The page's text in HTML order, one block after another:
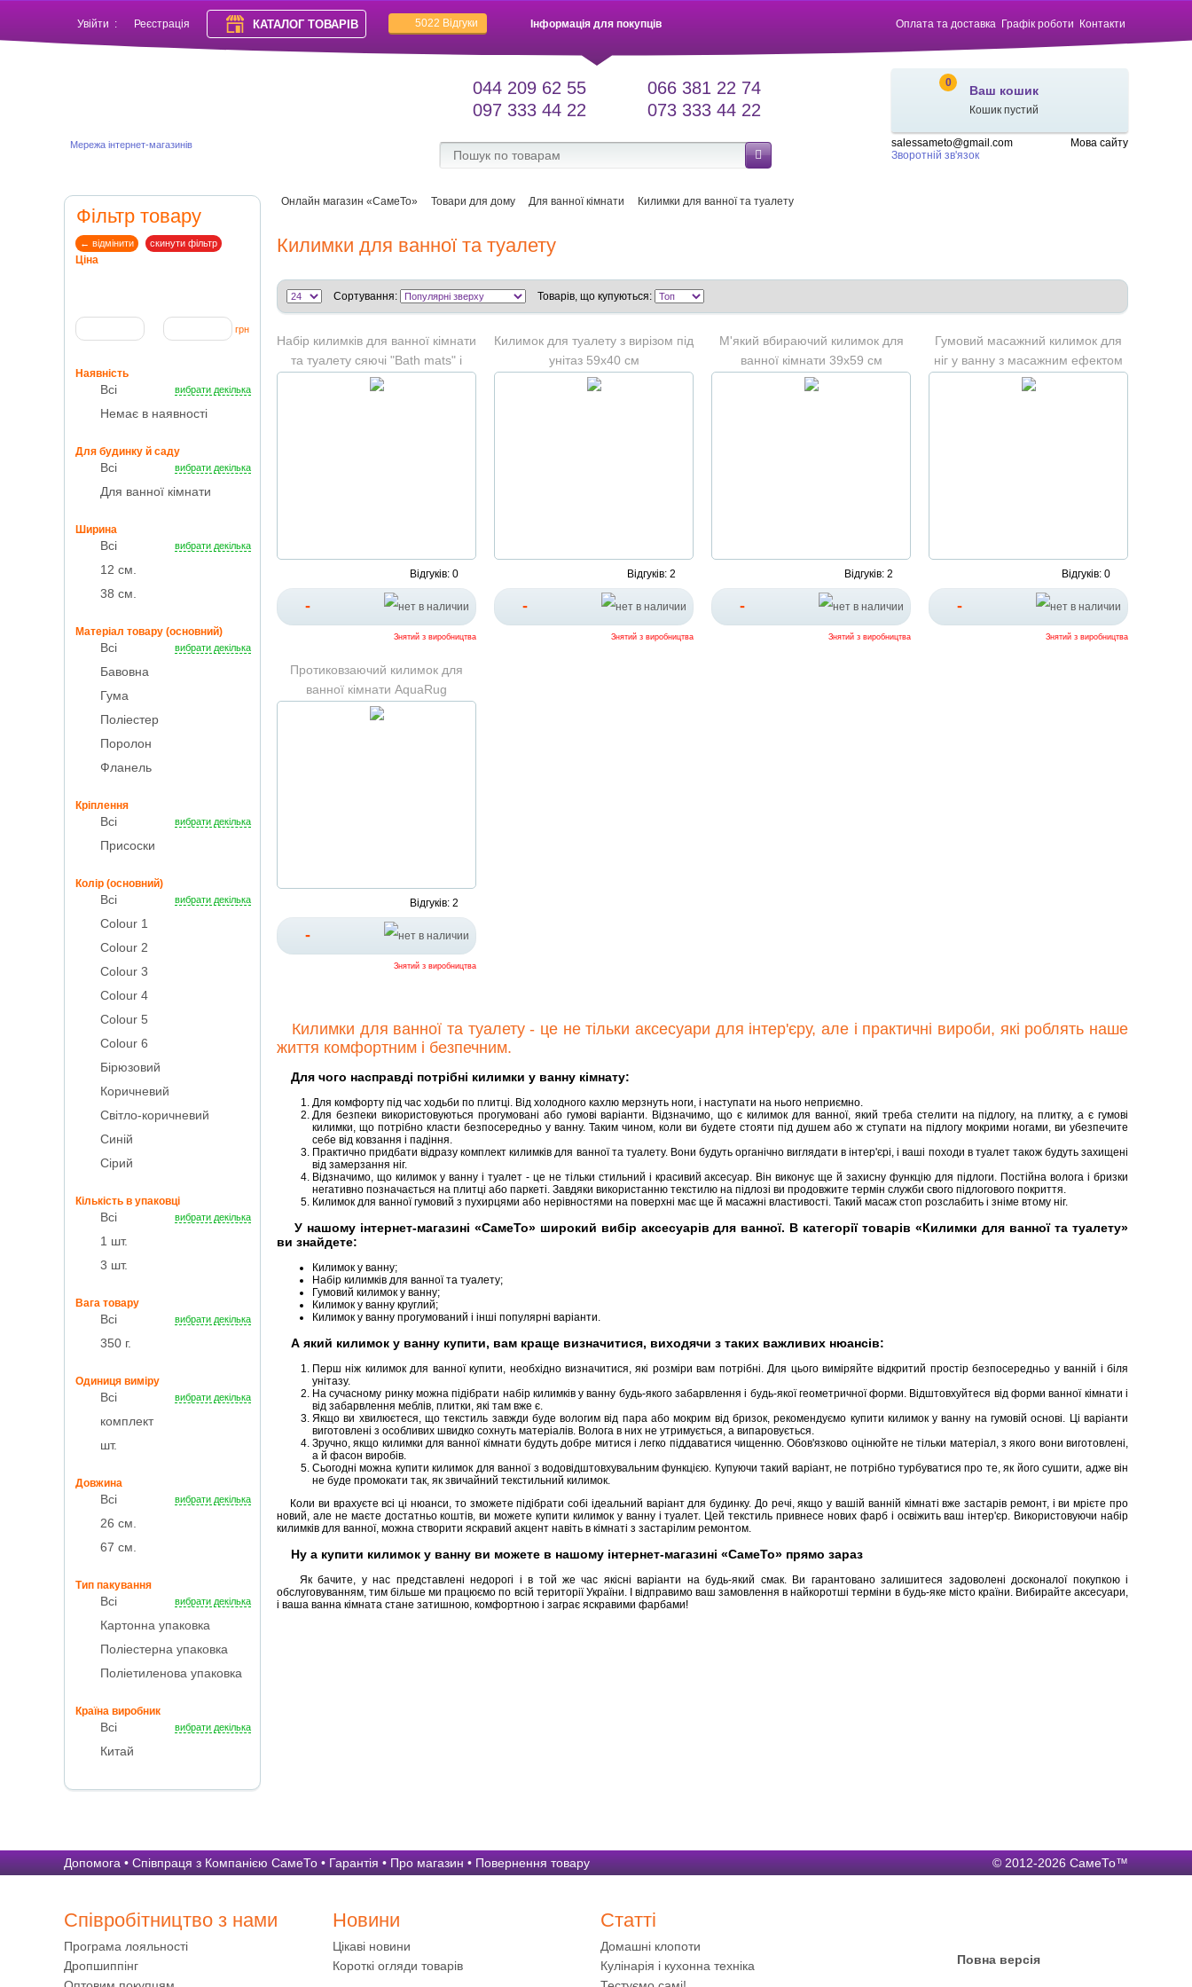
Увійти : Реєстрація КАТАЛОГ ТОВАРІВ 5022 Відгуки Оплата та доставка Графік роботи Контакти
Інформація для покупців
Мережа інтернет-магазинів
0
Ваш кошик
Кошик пустий
salessameto@gmail.com
Зворотній зв'язок
Мова сайту
044 209 62 55
097 333 44 22
066 381 22 74
073 333 44 22
Фільтр товару
← відмінити скинути фільтр
Ціна
грн
Наявність
Всі вибрати декілька
Немає в наявності
Для будинку й саду
Всі вибрати декілька
Для ванної кімнати
Ширина
Всі вибрати декілька
12 см.
38 см.
Матеріал товару (основний)
Всі вибрати декілька
Бавовна
Гума
Поліестер
Поролон
Фланель
Кріплення
Всі вибрати декілька
Присоски
Колір (основний)
Всі вибрати декілька
Colour 1
Colour 2
Colour 3
Colour 4
Colour 5
Colour 6
Бірюзовий
Коричневий
Світло-коричневий
Синій
Сірий
Кількість в упаковці
Всі вибрати декілька
1 шт.
3 шт.
Вага товару
Всі вибрати декілька
350 г.
Одиниця виміру
Всі вибрати декілька
комплект
шт.
Довжина
Всі вибрати декілька
26 см.
67 см.
Тип пакування
Всі вибрати декілька
Картонна упаковка
Поліестерна упаковка
Поліетиленова упаковка
Країна виробник
Всі вибрати декілька
Китай
Онлайн магазин «СамеТо» Товари для дому Для ванної кімнати Килимки для ванної та туалету
Килимки для ванної та туалету
Сортування: Товарів, що купуються:
Набір килимків для ванної кімнати
та туалету сяючі "Bath mats" і
чохол на кришку унітазу
Відгуків: 0
-
Знятий з виробництва
Килимок для туалету з вирізом під
унітаз 59х40 см
Відгуків: 2
-
Знятий з виробництва
М'який вбираючий килимок для
ванної кімнати 39х59 см
Відгуків: 2
-
Знятий з виробництва
Гумовий масажний килимок для
ніг у ванну з масажним ефектом
Відгуків: 0
-
Знятий з виробництва
Протиковзаючий килимок для
ванної кімнати AquaRug
Відгуків: 2
-
Знятий з виробництва
Килимки для ванної та туалету - це не тільки аксесуари для інтер'єру, але і практичні вироби, які роблять наше
життя комфортним і безпечним.
Для чого насправді потрібні килимки у ванну кімнату:
Для комфорту під час ходьби по плитці. Від холодного кахлю мерзнуть ноги, і наступати на нього неприємно.
Для безпеки використовуються прогумовані або гумові варіанти. Відзначимо, що є килимок для ванної, який треба стелити на підлогу, на плитку, а є гумові
килимки, що потрібно класти безпосередньо у ванну. Таким чином, коли ви будете стояти під душем або ж ступати на підлогу мокрими ногами, ви убезпечите
себе від ковзання і падіння.
Практично придбати відразу комплект килимків для ванної та туалету. Вони будуть органічно виглядати в інтер'єрі, і ваші походи в туалет також будуть захищені
від замерзання ніг.
Відзначимо, що килимок у ванну і туалет - це не тільки стильний і красивий аксесуар. Він виконує ще й захисну функцію для підлоги. Постійна волога і бризки
негативно позначається на плитці або паркеті. Завдяки використанню текстилю на підлозі ви продовжите термін служби свого підлогового покриття.
Килимок для ванної гумовий з пухирцями або нерівностями на поверхні має ще й масажні властивості. Такий масаж стоп розслабить і зніме втому ніг.
У нашому інтернет-магазині «СамеТо» широкий вибір аксесуарів для ванної. В категорії товарів «Килимки для ванної та туалету»
ви знайдете:
Килимок у ванну;
Набір килимків для ванної та туалету;
Гумовий килимок у ванну;
Килимок у ванну круглий;
Килимок у ванну прогумований і інші популярні варіанти.
А який килимок у ванну купити, вам краще визначитися, виходячи з таких важливих нюансів:
Перш ніж килимок для ванної купити, необхідно визначитися, які розміри вам потрібні. Для цього виміряйте відкритий простір безпосередньо у ванній і біля
унітазу.
На сучасному ринку можна підібрати набір килимків у ванну будь-якого забарвлення і будь-якої геометричної форми. Відштовхуйтеся від форми ванної кімнати і
від забарвлення меблів, плитки, які там вже є.
Якщо ви хвилюєтеся, що текстиль завжди буде вологим від пара або мокрим від бризок, рекомендуємо купити килимок у ванну на гумовій основі. Ці варіанти
виготовлені з особливих швидко сохнуть матеріалів. Волога в них не утримується, а випаровується.
Зручно, якщо килимки для ванної кімнати будуть добре митися і легко піддаватися чищенню. Обов'язково оцінюйте не тільки матеріал, з якого вони виготовлені,
а й фасон виробів.
Сьогодні можна купити килимок для ванної з водовідштовхувальним функцією. Купуючи такий варіант, не потрібно турбуватися про те, як його сушити, адже він
не буде промокати так, як звичайний текстильний килимок.
Коли ви врахуєте всі ці нюанси, то зможете підібрати собі ідеальний варіант для будинку. До речі, якщо у вашій ванній кімнаті вже застарів ремонт, і ви мрієте про
новий, але не маєте достатньо коштів, ви можете купити килимок у ванну і туалет. Цей текстиль привнесе нових фарб і освіжить ваш інтер'єр. Використовуючи набір
килимків для ванної, можна створити яскравий акцент навіть в кімнаті з застарілим ремонтом.
Ну а купити килимок у ванну ви можете в нашому інтернет-магазині «СамеТо» прямо зараз
Як бачите, у нас представлені недорогі і в той же час якісні варіанти на будь-який смак. Ви гарантовано залишитеся задоволені досконалої покупкою і
обслуговуванням, тим більше ми працюємо по всій території України. І відправимо ваш замовлення в найкоротші терміни в будь-яке місто країни. Вибирайте аксесуари,
і ваша ванна кімната стане затишною, комфортною і заграє яскравими фарбами!
© 2012-2026 СамеТо™
Допомога • Співпраця з Компанією СамеТо • Гарантія • Про магазин • Повернення товару
Співробітництво з нами
Програма лояльності
Дропшиппінг
Новини
Цікаві новини
Короткі огляди товарів
Статті
Домашні клопоти
Кулінарія і кухонна техніка
Повна версія